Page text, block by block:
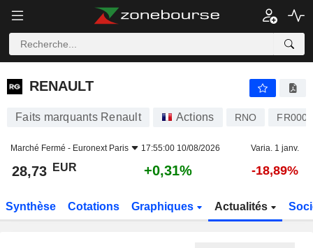
RENAULT
RENAULT
Faits marquants Renault Actions RNO
Marché Fermé - Euronext Paris 17:55:00 10/08/2026 Varia. 1 janv.
28,73 EUR +0,31% -18,89%
Synthèse Cotations Graphiques Actualités